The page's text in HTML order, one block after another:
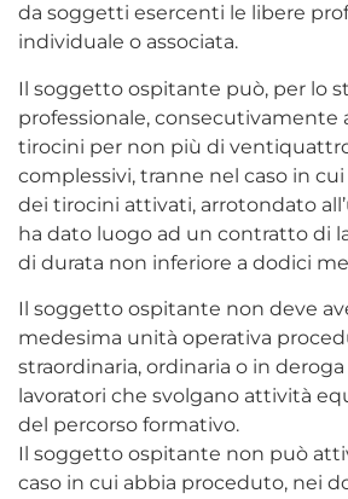
da soggetti esercenti le libere
individuale o associata.
Il soggetto ospitante può, per lo
professionale, consecutivamente
tirocini per non più di
complessivi, tranne nel caso in
dei tirocini attivati, arrotondato
ha dato luogo ad un contratto di
di durata non inferiore a dodici
Il soggetto ospitante non deve
medesima unità operativa
straordinaria, ordinaria o in
lavoratori che svolgano attività
del percorso formativo.
Il soggetto ospitante non può
caso in cui abbia proceduto, nei